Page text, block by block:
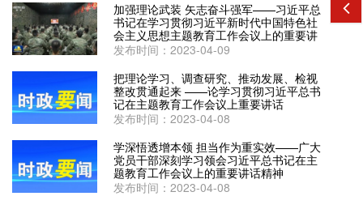
加强理论武装 矢志奋斗强军——习近平总
书记在学习贯彻习近平新时代中国特色社
会主义思想主题教育工作会议上的重要讲
话在全军引起强烈反响
发布时间：2023-04-09
把理论学习、调查研究、推动发展、检视
整改贯通起来 ——论学习贯彻习近平总书
记在主题教育工作会议上重要讲话
发布时间：2023-04-08
学深悟透增本领 担当作为重实效——广大
党员干部深刻学习领会习近平总书记在主
题教育工作会议上的重要讲话精神
发布时间：2023-04-08